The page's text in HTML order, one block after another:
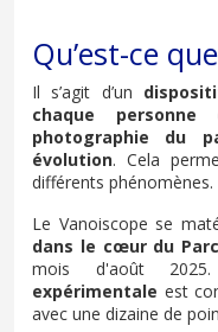
Qu’est-ce
Il s’agit d’un
chaque
photographie du
évolution. Cela
différents phénomènes.
Le Vanoiscope se
dans le cœur du
mois d'août
expérimentale est
avec une dizaine de